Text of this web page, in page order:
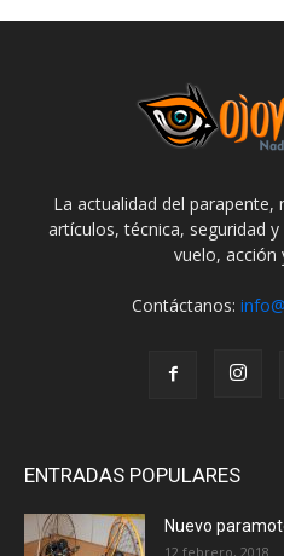
La actualidad del
artículos, técnica, seguridad
vuelo, acción
Contáctanos:
ENTRADAS POPULARES
Nuevo
12 febrero, 2018